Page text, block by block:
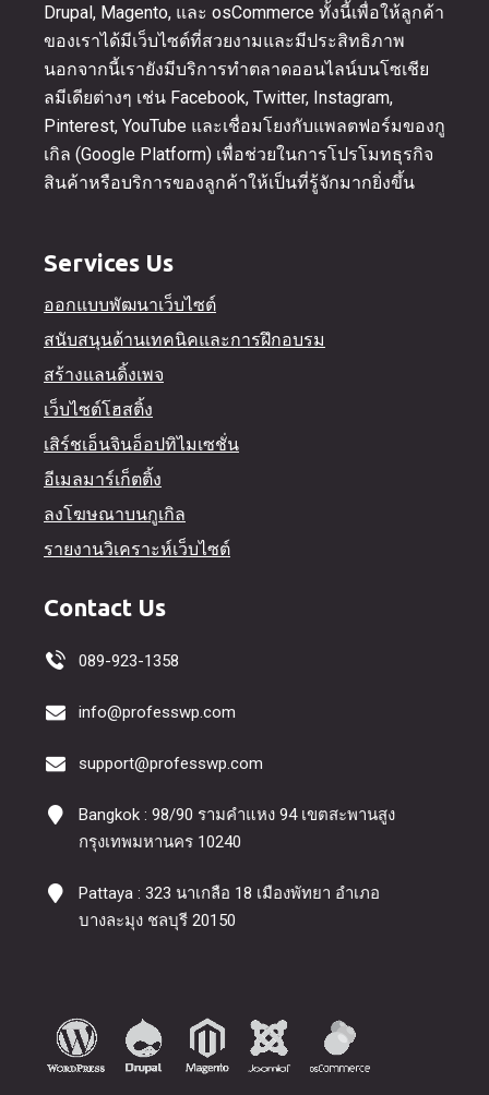
Drupal, Magento, และ osCommerce ทั้งนี้เพื่อให้ลูกค้า
ของเราได้มีเว็บไซต์ที่สวยงามและมีประสิทธิภาพ
นอกจากนี้เรายังมีบริการทำตลาดออนไลน์บนโซเชีย
ลมีเดียต่างๆ เช่น Facebook, Twitter, Instagram,
Pinterest, YouTube และเชื่อมโยงกับแพลตฟอร์มของกู
เกิล (Google Platform) เพื่อช่วยในการโปรโมทธุรกิจ
สินค้าหรือบริการของลูกค้าให้เป็นที่รู้จักมากยิ่งขึ้น
Services Us
ออกแบบพัฒนาเว็บไซต์
สนับสนุนด้านเทคนิคและการฝึกอบรม
สร้างแลนดิ้งเพจ
เว็บไซต์โฮสติ้ง
เสิร์ชเอ็นจินอ็อปทิไมเซชั่น
อีเมลมาร์เก็ตติ้ง
ลงโฆษณาบนกูเกิล
รายงานวิเคราะห์เว็บไซต์
Contact Us
089-923-1358
info@professwp.com
support@professwp.com
Bangkok : 98/90 รามคำแหง 94 เขตสะพานสูง
กรุงเทพมหานคร 10240
Pattaya : 323 นาเกลือ 18 เมืองพัทยา อำเภอ
บางละมุง ชลบุรี 20150